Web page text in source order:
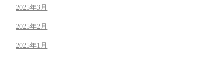
2025年3月
2025年2月
2025年1月